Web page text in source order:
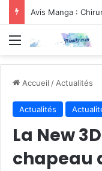
Avis Manga :
Menu
Accueil / Actualités
Actualités
La New
chapeau